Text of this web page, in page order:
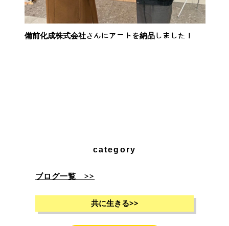
備前化成株式会社さんにアートを納品しました！
category
ブログ一覧 >>
共に生きる>>